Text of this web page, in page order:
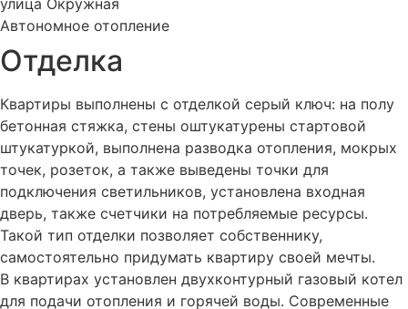
улица Окружная
Автономное отопление
Отделка
Квартиры выполнены с отделкой серый ключ: на полу
бетонная стяжка, стены оштукатурены стартовой
штукатуркой, выполнена разводка отопления, мокрых
точек, розеток, а также выведены точки для
подключения светильников, установлена входная
дверь, также счетчики на потребляемые ресурсы.
Такой тип отделки позволяет собственнику,
самостоятельно придумать квартиру своей мечты.
В квартирах установлен двухконтурный газовый котел
для подачи отопления и горячей воды. Современные